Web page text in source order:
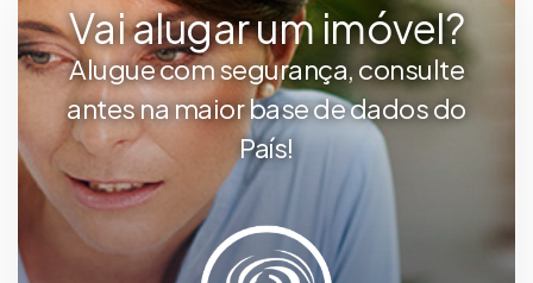
Vai alugar um imóvel?
Alugue com segurança, consulte
antes na maior base de dados do
País!